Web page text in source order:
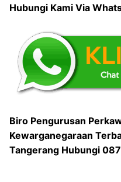
Hubungi Kami Via
Biro Pengurusan
Kewarganegaraan
Tangerang Hubungi